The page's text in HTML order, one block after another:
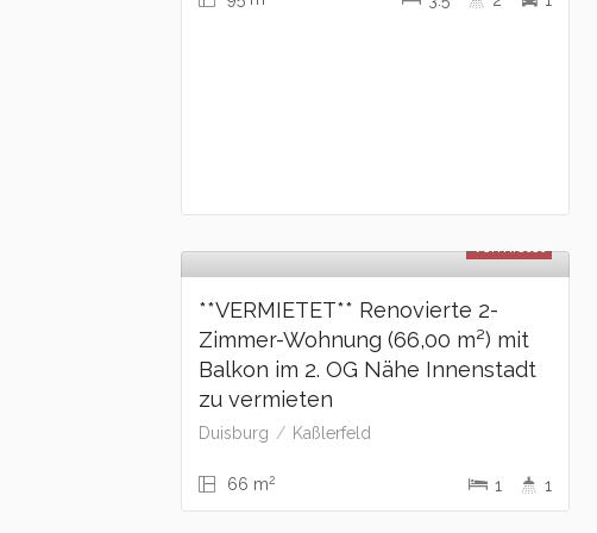
**VERMIETET** Renovierte 2-
Zimmer-Wohnung (66,00 m²) mit
Balkon im 2. OG Nähe Innenstadt
zu vermieten
Duisburg Kaßlerfeld
66 m2 1 1